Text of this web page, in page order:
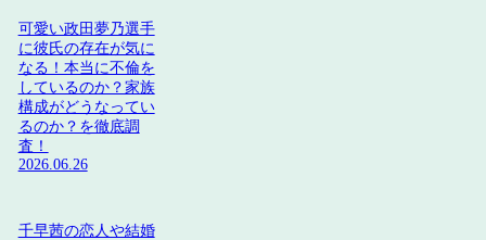
可愛い政田夢乃選手
に彼氏の存在が気に
なる！本当に不倫を
しているのか？家族
構成がどうなってい
るのか？を徹底調
査！
2026.06.26
千早茜の恋人や結婚